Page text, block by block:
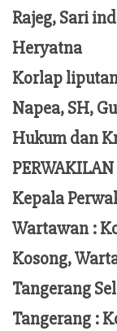
Rajeg, Sari
Heryatna
Korlap
Napea, SH,
Hukum dan
Kepala
Wartawan :
Kosong,
Tangerang
Tangerang :